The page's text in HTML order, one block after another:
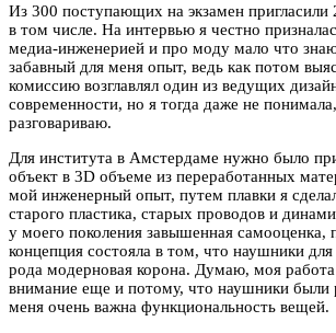
Из 300 поступающих на экзамен пригласили
в том числе. На интервью я честно
медиа-инженерией и про моду мало что
забавный для меня опыт, ведь как потом
комиссию возглавлял один из ведущих
современности, но я тогда даже не
разговариваю.
Для института в Амстердаме нужно было
объект в 3D объеме из переработанных
мой инженерный опыт, путем плавки я
старого пластика, старых проводов и
у моего поколения завышенная самооценка,
концепция состояла в том, что наушники
рода модерновая корона. Думаю, моя работа
внимание еще и потому, что наушники
меня очень важна функциональность вещей.